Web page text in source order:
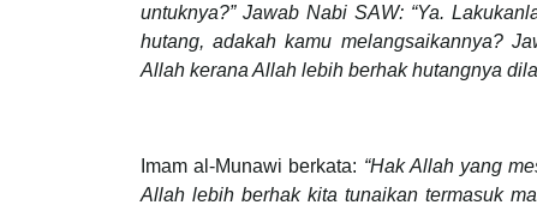
untuknya?” Jawab Nabi SAW: “Ya.
hutang, adakah kamu melangsaikannya?
Allah kerana Allah lebih berhak hutangnya
Imam al-Munawi berkata: “Hak Allah yang
Allah lebih berhak kita tunaikan termasuk